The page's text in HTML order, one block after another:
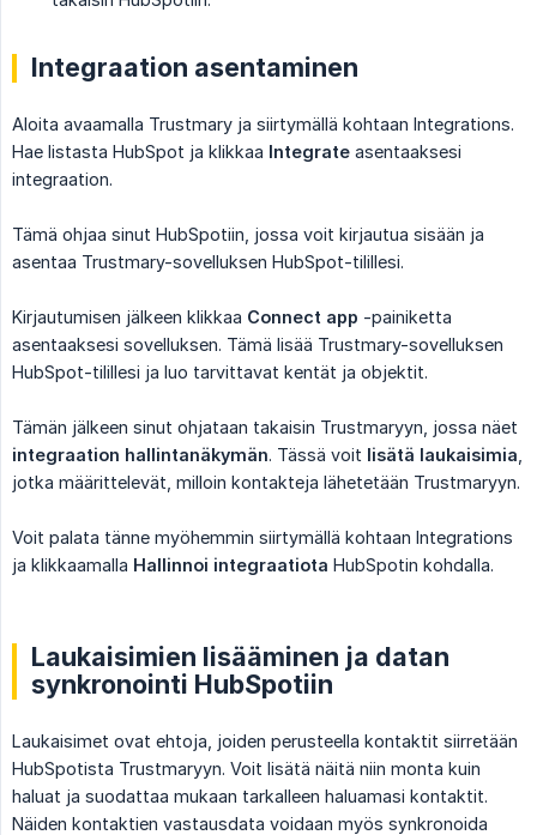
Integraation asentaminen
Aloita avaamalla Trustmary ja siirtymällä kohtaan Integrations.
Hae listasta HubSpot ja klikkaa Integrate asentaaksesi
integraation.
Tämä ohjaa sinut HubSpotiin, jossa voit kirjautua sisään ja
asentaa Trustmary-sovelluksen HubSpot-tilillesi.
Kirjautumisen jälkeen klikkaa Connect app -painiketta
asentaaksesi sovelluksen. Tämä lisää Trustmary-sovelluksen
HubSpot-tilillesi ja luo tarvittavat kentät ja objektit.
Tämän jälkeen sinut ohjataan takaisin Trustmaryyn, jossa näet
integraation hallintanäkymän. Tässä voit lisätä laukaisimia
jotka määrittelevät, milloin kontakteja lähetetään Trustmaryyn.
Voit palata tänne myöhemmin siirtymällä kohtaan Integrations
ja klikkaamalla Hallinnoi integraatiota HubSpotin kohdalla.
Laukaisimien lisääminen ja datan
synkronointi HubSpotiin
Laukaisimet ovat ehtoja, joiden perusteella kontaktit siirretään
HubSpotista Trustmaryyn. Voit lisätä näitä niin monta kuin
haluat ja suodattaa mukaan tarkalleen haluamasi kontaktit.
Näiden kontaktien vastausdata voidaan myös synkronoida